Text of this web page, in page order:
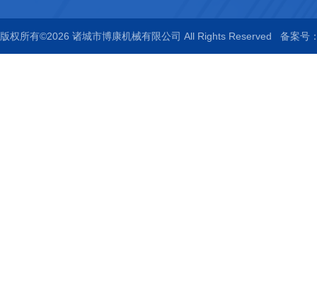
版权所有©2026 诸城市博康机械有限公司 All Rights Reserved 备案号